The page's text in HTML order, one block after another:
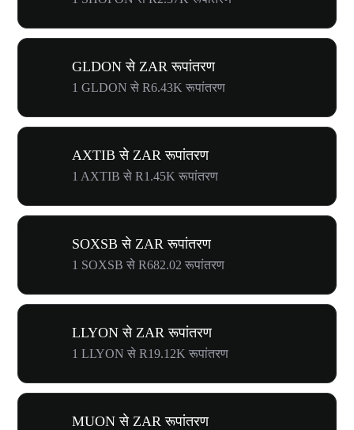
GLDON से ZAR रूपांतरण
1 GLDON से R6.43K रूपांतरण
AXTIB से ZAR रूपांतरण
1 AXTIB से R1.45K रूपांतरण
SOXSB से ZAR रूपांतरण
1 SOXSB से R682.02 रूपांतरण
LLYON से ZAR रूपांतरण
1 LLYON से R19.12K रूपांतरण
MUON से ZAR रूपांतरण